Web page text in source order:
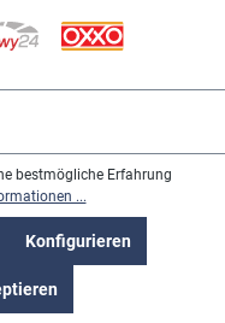
bestmögliche Erfahrung
...
Konfigurieren